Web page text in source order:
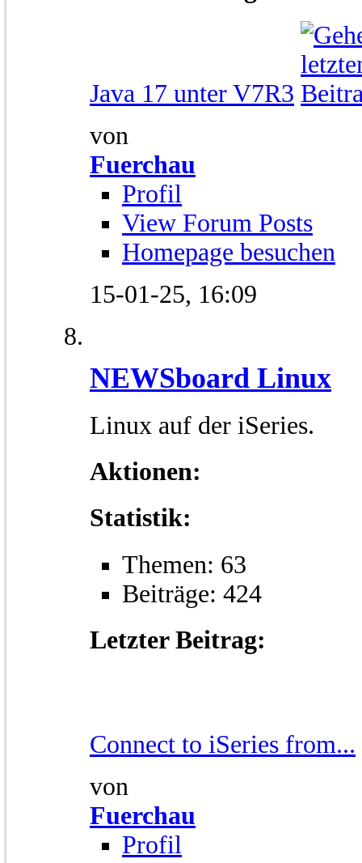
Java 17 unter V7R3
von
Fuerchau
Profil
View Forum Posts
Homepage besuchen
15-01-25, 16:09
NEWSboard Linux
Linux auf der iSeries.
Aktionen:
Statistik:
Themen: 63
Beiträge: 424
Letzter Beitrag:
Connect to iSeries from...
von
Fuerchau
Profil